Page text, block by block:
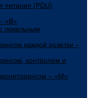
питания (PDU)
«В»
локальным
каждой розетки –
контролем и
– «М»